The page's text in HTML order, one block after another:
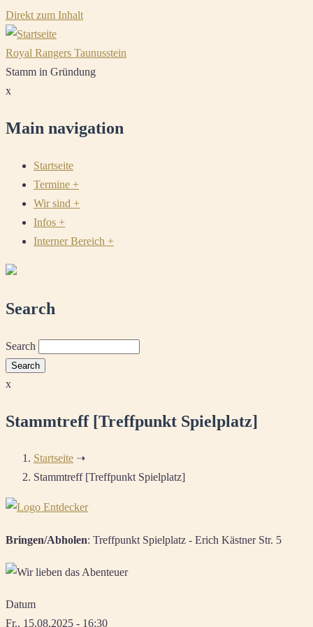
Direkt zum Inhalt
Royal Rangers Taunusstein
Stamm in Gründung
x
Main navigation
Startseite
Termine +
Wir sind +
Infos +
Interner Bereich +
Search
Search
x
Stammtreff [Treffpunkt Spielplatz]
Startseite ➝
Stammtreff [Treffpunkt Spielplatz]
Bringen/Abholen: Treffpunkt Spielplatz - Erich Kästner Str. 5
Datum
Fr., 15.08.2025 - 16:30